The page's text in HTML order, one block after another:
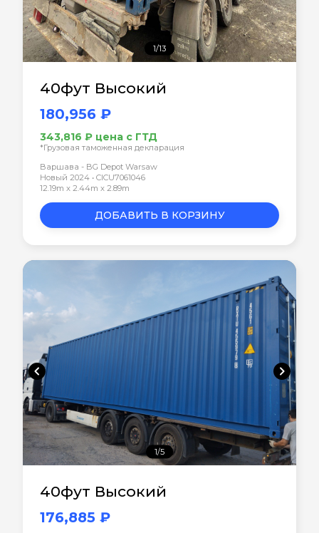
1/13
40фут Высокий
180,956 ₽
343,816 ₽ цена с ГТД
*Грузовая таможенная декларация
Варшава - BG Depot Warsaw
Новый 2024 • CICU7061046
12.19m x 2.44m x 2.89m
ДОБАВИТЬ В КОРЗИНУ
chevron_left chevron_right
1/5
40фут Высокий
176,885 ₽